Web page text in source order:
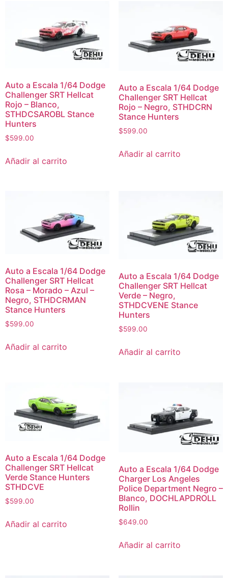
Auto a Escala 1/64 Dodge
Challenger SRT Hellcat
Rojo – Blanco,
STHDCSAROBL Stance
Hunters
$599.00
Añadir al carrito
Auto a Escala 1/64 Dodge
Challenger SRT Hellcat
Rojo – Negro, STHDCRN
Stance Hunters
$599.00
Añadir al carrito
Auto a Escala 1/64 Dodge
Challenger SRT Hellcat
Rosa – Morado – Azul –
Negro, STHDCRMAN
Stance Hunters
$599.00
Añadir al carrito
Auto a Escala 1/64 Dodge
Challenger SRT Hellcat
Verde – Negro,
STHDCVENE Stance
Hunters
$599.00
Añadir al carrito
Auto a Escala 1/64 Dodge
Challenger SRT Hellcat
Verde Stance Hunters
STHDCVE
$599.00
Añadir al carrito
Auto a Escala 1/64 Dodge
Charger Los Angeles
Police Department Negro –
Blanco, DOCHLAPDROLL
Rollin
$649.00
Añadir al carrito